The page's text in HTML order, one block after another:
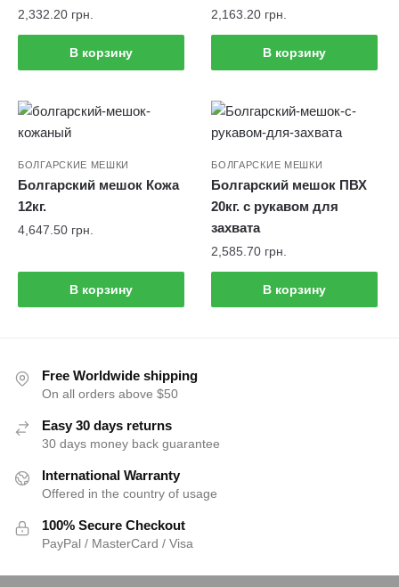
2,332.20 грн.
В корзину
2,163.20 грн.
В корзину
БОЛГАРСКИЕ МЕШКИ
Болгарский мешок Кожа
12кг.
4,647.50 грн.
В корзину
БОЛГАРСКИЕ МЕШКИ
Болгарский мешок ПВХ
20кг. с рукавом для
захвата
2,585.70 грн.
В корзину
Free Worldwide shipping
On all orders above $50
Easy 30 days returns
30 days money back guarantee
International Warranty
Offered in the country of usage
100% Secure Checkout
PayPal / MasterCard / Visa